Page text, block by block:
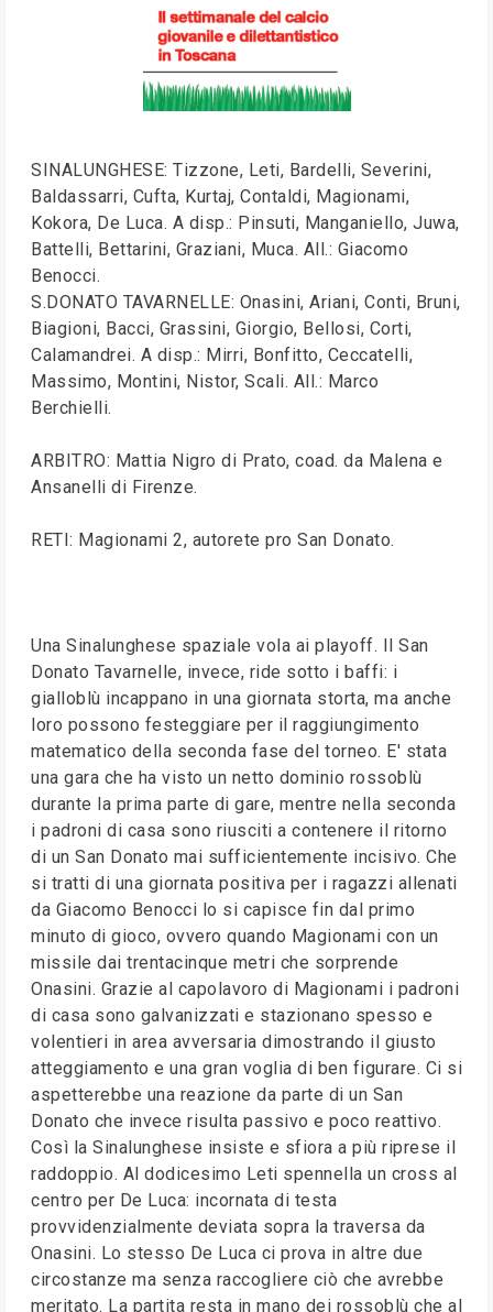
SINALUNGHESE: Tizzone, Leti, Bardelli, Severini,
Baldassarri, Cufta, Kurtaj, Contaldi, Magionami,
Kokora, De Luca. A disp.: Pinsuti, Manganiello, Juwa,
Battelli, Bettarini, Graziani, Muca. All.: Giacomo
Benocci.
S.DONATO TAVARNELLE: Onasini, Ariani, Conti, Bruni,
Biagioni, Bacci, Grassini, Giorgio, Bellosi, Corti,
Calamandrei. A disp.: Mirri, Bonfitto, Ceccatelli,
Massimo, Montini, Nistor, Scali. All.: Marco
Berchielli.
ARBITRO: Mattia Nigro di Prato, coad. da Malena e
Ansanelli di Firenze.
RETI: Magionami 2, autorete pro San Donato.
Una Sinalunghese spaziale vola ai playoff. Il San
Donato Tavarnelle, invece, ride sotto i baffi: i
gialloblù incappano in una giornata storta, ma anche
loro possono festeggiare per il raggiungimento
matematico della seconda fase del torneo. E' stata
una gara che ha visto un netto dominio rossoblù
durante la prima parte di gare, mentre nella seconda
i padroni di casa sono riusciti a contenere il ritorno
di un San Donato mai sufficientemente incisivo. Che
si tratti di una giornata positiva per i ragazzi allenati
da Giacomo Benocci lo si capisce fin dal primo
minuto di gioco, ovvero quando Magionami con un
missile dai trentacinque metri che sorprende
Onasini. Grazie al capolavoro di Magionami i padroni
di casa sono galvanizzati e stazionano spesso e
volentieri in area avversaria dimostrando il giusto
atteggiamento e una gran voglia di ben figurare. Ci si
aspetterebbe una reazione da parte di un San
Donato che invece risulta passivo e poco reattivo.
Così la Sinalunghese insiste e sfiora a più riprese il
raddoppio. Al dodicesimo Leti spennella un cross al
centro per De Luca: incornata di testa
provvidenzialmente deviata sopra la traversa da
Onasini. Lo stesso De Luca ci prova in altre due
circostanze ma senza raccogliere ciò che avrebbe
meritato. La partita resta in mano dei rossoblù che al